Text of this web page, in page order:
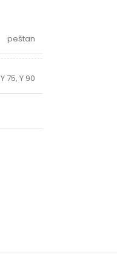
peštan
Y 75, Y 90